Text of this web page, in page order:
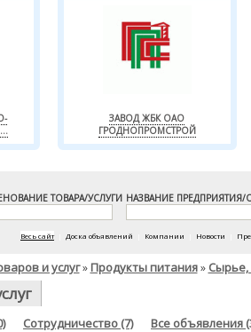
ЗАВОД ЖБК ОАО
ГРОДНОПРОМСТРОЙ
ТОВАРА/УСЛУГИ НАЗВАНИЕ ПРЕДПРИЯТИЯ/
Весь сайт Доска объявлений Компании Новости
и услуг» Продукты питания» Сырье,
Сотрудничество (7) Все объявления